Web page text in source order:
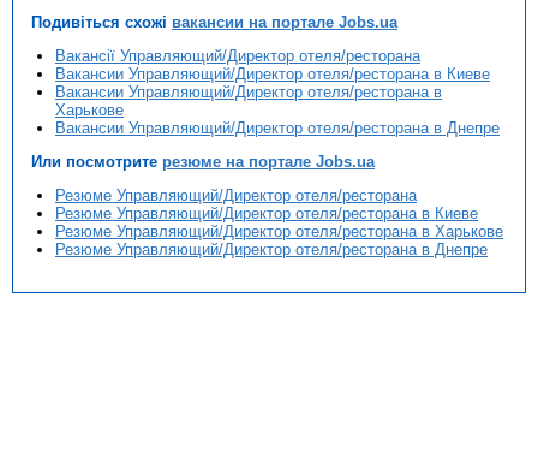
Подивіться схожі вакансии на портале Jobs.ua
Вакансії Управляющий/Директор отеля/ресторана
Вакансии Управляющий/Директор отеля/ресторана в Киеве
Вакансии Управляющий/Директор отеля/ресторана в
Харькове
Вакансии Управляющий/Директор отеля/ресторана в Днепре
Или посмотрите резюме на портале Jobs.ua
Резюме Управляющий/Директор отеля/ресторана
Резюме Управляющий/Директор отеля/ресторана в Киеве
Резюме Управляющий/Директор отеля/ресторана в Харькове
Резюме Управляющий/Директор отеля/ресторана в Днепре